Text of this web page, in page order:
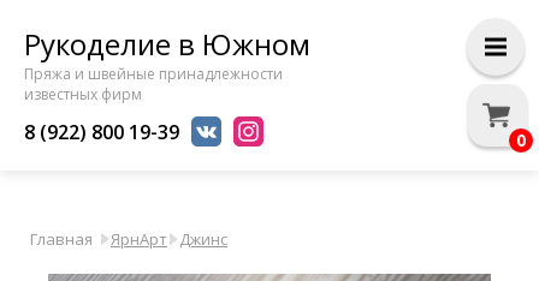
Рукоделие в Южном
Пряжа и швейные принадлежности
известных фирм
8 (922) 800 19-39
Главная ЯрнАрт Джинс
0